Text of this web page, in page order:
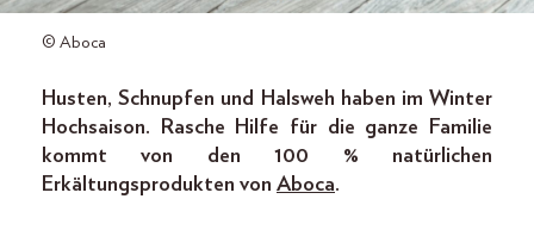
© Aboca
Husten, Schnupfen und Halsweh haben im Winter
Hochsaison. Rasche Hilfe für die ganze Familie
kommt von den 100 % natürlichen
Erkältungsprodukten von Aboca.